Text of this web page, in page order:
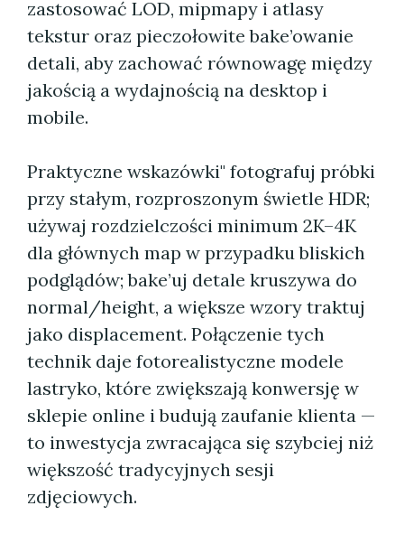
zastosować LOD, mipmapy i atlasy
tekstur oraz pieczołowite bake’owanie
detali, aby zachować równowagę między
jakością a wydajnością na desktop i
mobile.
Praktyczne wskazówki" fotografuj próbki
przy stałym, rozproszonym świetle HDR;
używaj rozdzielczości minimum 2K–4K
dla głównych map w przypadku bliskich
podglądów; bake’uj detale kruszywa do
normal/height, a większe wzory traktuj
jako displacement. Połączenie tych
technik daje fotorealistyczne modele
lastryko, które zwiększają konwersję w
sklepie online i budują zaufanie klienta —
to inwestycja zwracająca się szybciej niż
większość tradycyjnych sesji
zdjęciowych.